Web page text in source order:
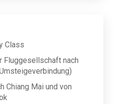
Class
Fluggesellschaft nach
Chiang Mai und von